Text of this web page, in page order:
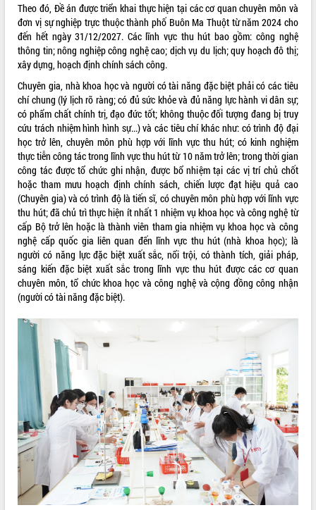
HỆ THỐNG VĂN BẢN
VĂN BẢN HĐND TỈNH
ĐIỂM TIN VĂN BẢN
QUY HOẠCH - KẾ HOẠCH
Theo đó, Đề án được triển khai thực hiện tại các cơ quan chuyên môn và
đơn vị sự nghiệp trực thuộc thành phố Buôn Ma Thuột từ năm 2024 cho
đến hết ngày 31/12/2027. Các lĩnh vực thu hút bao gồm: công nghệ
thông tin; nông nghiệp công nghệ cao; dịch vụ du lịch; quy hoạch đô thị;
xây dựng, hoạch định chính sách công.
Chuyên gia, nhà khoa học và người có tài năng đặc biệt phải có các tiêu
chí chung (lý lịch rõ ràng; có đủ sức khỏe và đủ năng lực hành vi dân sự;
có phẩm chất chính trị, đạo đức tốt; không thuộc đối tượng đang bị truy
cứu trách nhiệm hình hình sự...) và các tiêu chí khác như: có trình độ đại
học trở lên, chuyên môn phù hợp với lĩnh vực thu hút; có kinh nghiệm
thực tiễn công tác trong lĩnh vực thu hút từ 10 năm trở lên; trong thời gian
công tác được tổ chức ghi nhận, được bổ nhiệm tại các vị trí chủ chốt
hoặc tham mưu hoạch định chính sách, chiến lược đạt hiệu quả cao
(Chuyên gia) và có trình độ là tiến sĩ, có chuyên môn phù hợp với lĩnh vực
thu hút; đã chủ trì thực hiện ít nhất 1 nhiệm vụ khoa học và công nghệ từ
cấp Bộ trở lên hoặc là thành viên tham gia nhiệm vụ khoa học và công
nghệ cấp quốc gia liên quan đến lĩnh vực thu hút (nhà khoa học); là
người có năng lực đặc biệt xuất sắc, nổi trội, có thành tích, giải pháp,
sáng kiến đặc biệt xuất sắc trong lĩnh vực thu hút được các cơ quan
chuyên môn, tổ chức khoa học và công nghệ và cộng đồng công nhận
(người có tài năng đặc biệt).